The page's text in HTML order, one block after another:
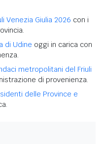
Venezia Giulia 2026 con i
di Udine oggi in carica con
metropolitani del Friuli
di provenienza.
delle Province e